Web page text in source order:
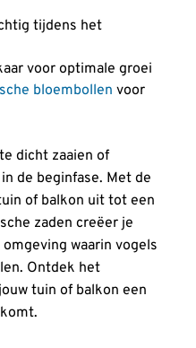
tijdens het
voor optimale groei
bloembollen voor
dicht zaaien of
de beginfase. Met de
of balkon uit tot een
zaden creëer je
waarin vogels
Ontdek het
tuin of balkon een